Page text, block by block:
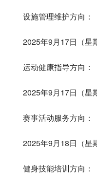
设施管理维护方向：
2025年9月17日（星
运动健康指导方向：
2025年9月17日（星
赛事活动服务方向：
2025年9月18日（星
健身技能培训方向：